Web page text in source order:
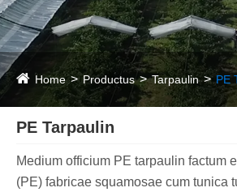
Home Productus Tarpaulin PE
PE Tarpaulin
Medium officium PE tarpaulin factum
(PE) fabricae squamosae cum tunica